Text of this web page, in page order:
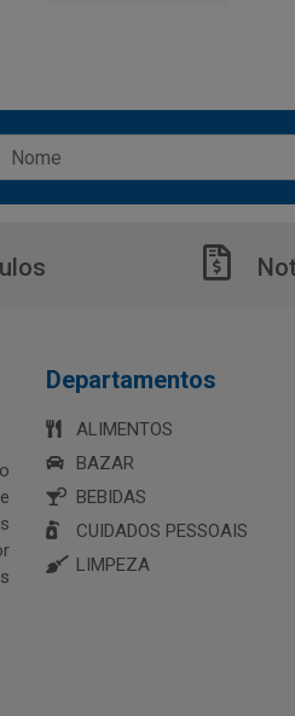
Departamentos
ALIMENTOS
BAZAR
BEBIDAS
CUIDADOS PESSOAIS
LIMPEZA